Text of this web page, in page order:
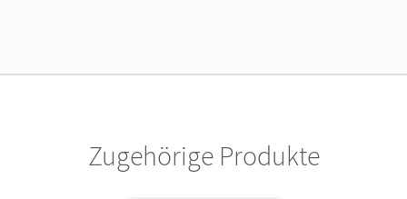
Cornelsen VerlagZugehörige Produkte